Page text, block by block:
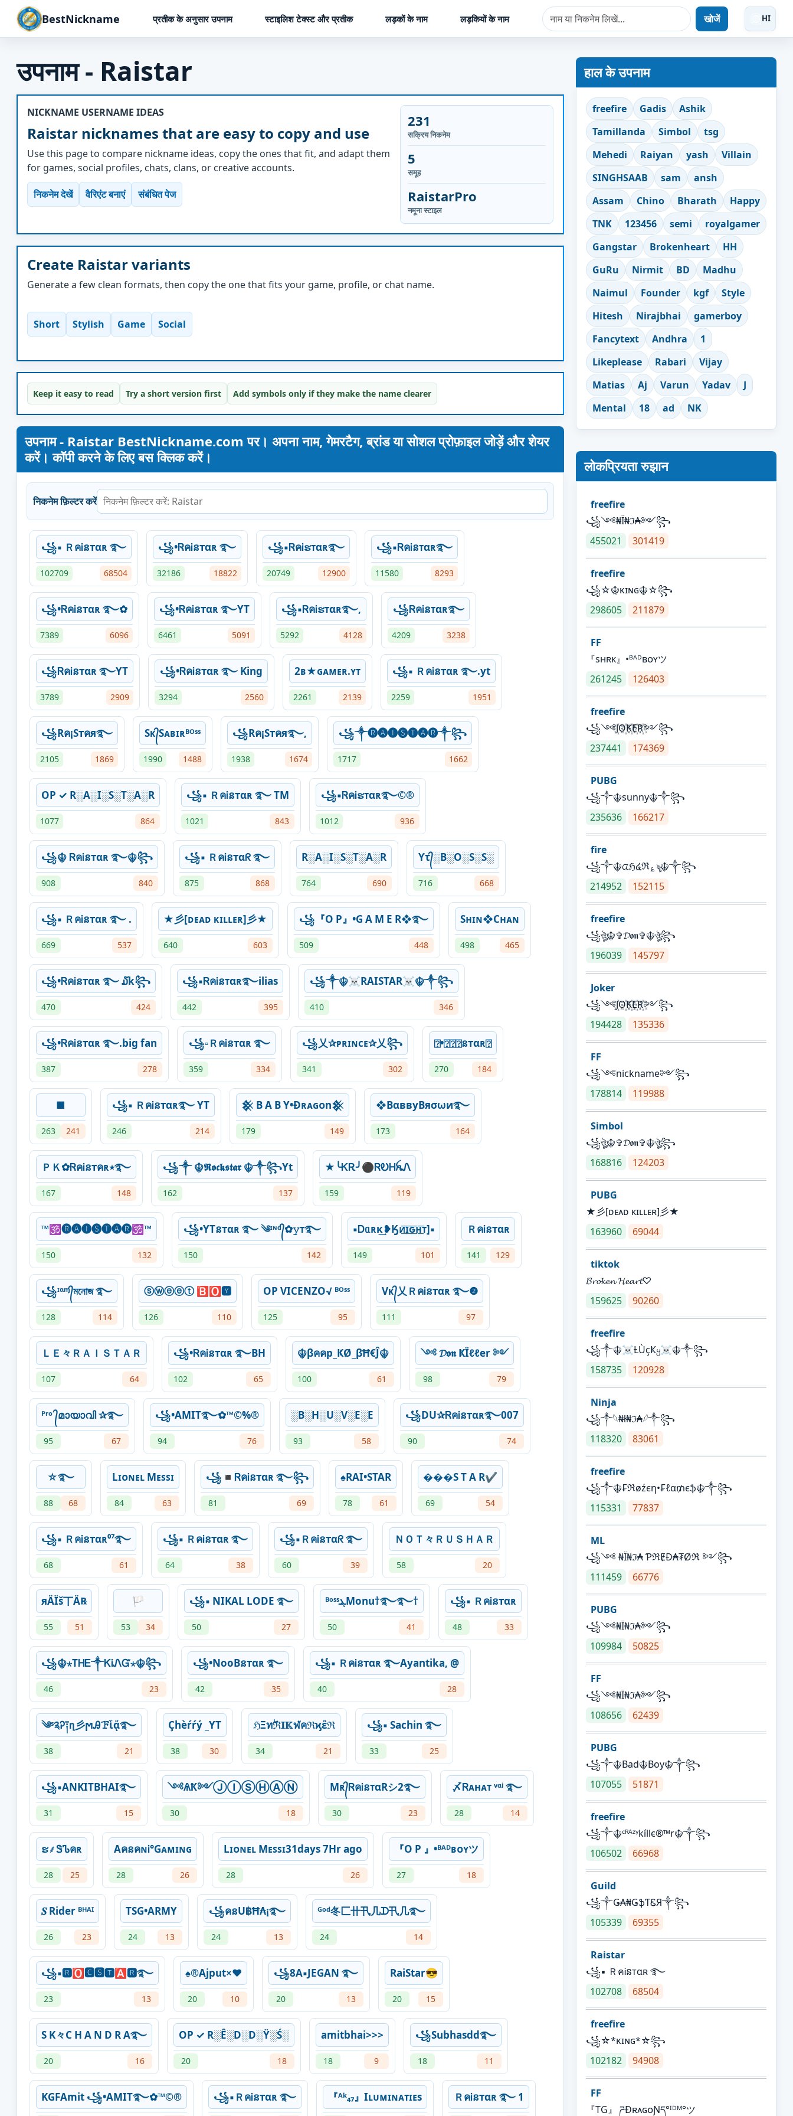
BestNickname प्रतीक के अनुसार उपनाम स्टाइलिश टेक्स्ट और प्रतीक लड़कों के नाम लड़कियों के नाम खोजें HI
उपनाम - Raistar
NICKNAME USERNAME IDEAS
Raistar nicknames that are easy to copy and use
Use this page to compare nickname ideas, copy the ones that fit, and adapt them
for games, social profiles, chats, clans, or creative accounts.
निकनेम देखें वैरिएंट बनाएं संबंधित पेज
231
सक्रिय निकनेम
5
समूह
RaistarPro
नमूना स्टाइल
Create Raistar variants
Generate a few clean formats, then copy the one that fits your game, profile, or chat name.
Short Stylish Game Social
Keep it easy to read Try a short version first Add symbols only if they make the name clearer
उपनाम - Raistar BestNickname.com पर। अपना नाम, गेमरटैग, ब्रांड या सोशल प्रोफ़ाइल जोड़ें और शेयर
करें। कॉपी करने के लिए बस क्लिक करें।
निकनेम फ़िल्टर करें
꧁▪ ＲคᎥនтαʀ ࿐
102709 68504
꧁•ᏒคᎥនтαʀ ࿐
32186 18822
꧁▪ᏒคᎥຮᴛαʀ࿐
20749 12900
꧁▪ᏒคᎥនᴛαʀ࿐
11580 8293
꧁•ᏒคᎥនтαʀ ࿐✿
7389 6096
꧁•ᏒคᎥនтαʀ ࿐YT
6461 5091
꧁▪ᏒคᎥຮᴛαʀ࿐,
5292 4128
꧁ᏒคᎥនᴛαʀ࿐
4209 3238
꧁ᏒคᎥនтαʀ ࿐YT
3789 2909
꧁•ᏒคᎥនтαʀ ࿐ King
3294 2560
2ʙ★ɢᴀᴍᴇʀ.ʏᴛ
2261 2139
꧁▪ ＲคᎥនтαʀ ࿐.yt
2259 1951
꧁Rค¡Sтคя࿐
2105 1869
Sᴋ᭄Sᴀʙɪʀᴮᴼˢˢ
1990 1488
꧁Rค¡Sтคя࿐,
1938 1674
꧁༒🅡🅐🅘🅢🅣🅐🅡༒꧂
1717 1662
OP ✓ R░A░I░S░T░A░R
1077 864
꧁▪ ＲคᎥនтαʀ ࿐ TM
1021 843
꧁▪ᏒคᎥຮᴛαʀ࿐©®
1012 936
꧁☬ ᏒคᎥនтαʀ ࿐☬꧂
908 840
꧁▪ ＲคᎥនтαᖇ ࿐
875 868
R░A░I░S░T░A░R
764 690
Ƴτ᭄░B░O░S░S░
716 668
꧁▪ ＲคᎥនтαʀ ࿐ .
669 537
★彡[ᴅᴇᴀᴅ ᴋɪʟʟᴇʀ]彡★
640 603
꧁『O P』•G A M E R❖࿐
509 448
Sʜɪɴ❖Cʜᴀɴ
498 465
꧁•ᏒคᎥនтαʀ ࿐ ໓k꧂
470 424
꧁▪ᏒคᎥនᴛαʀ࿐ilias
442 395
꧁༒☬☠RAISTAR☠︎☬༒꧂
410 346
꧁•ᏒคᎥនтαʀ ࿐.big fan
387 278
꧁▫ＲคᎥនтαʀ ࿐
359 334
꧁乂✰ᴘʀɪɴᴄᴇ✰乂꧂
341 302
⍰•⍰⍰⍰នтαʀ⍰
270 184
■
263 241
꧁▪ ＲคᎥនтαʀ࿐ YT
246 214
𒆜 B A B Y•Đʀᴀɢᴏn𒆜
179 149
❖BαввуBяσωи࿐
173 164
ＰＫ✿ᏒคᎥនтคʀ٭࿐
167 148
꧁༒ ☬𝕽𝖔𝖈𝖐𝖘𝖙𝖆𝖗 ☬༒꧂Yt
162 137
★╰ᏦᎡ╯⚫ㅤᏒᎧᎻꫝᏁ
159 119
™🕉️🅡🅐🅘🅢🅣🅐🅡🕉️™
150 132
꧁•YTនтαʀ ࿐ ༄ᶦᶰᵈ᭄✿𝚢ᴛ࿐
150 142
▪Ꭰᥲʀκ͢❥Ӄᴎ͟͞ɪ͟͞ԍ͟͞ʜ͟͞ᴛ]▪
149 101
ＲคᎥនтαʀ
141 129
꧁ᶦᵅᶬ᭄মনোজ ࿐
128 114
ⓢⓦⓔⓔⓣ 🅱🅾🆈
126 110
OPㅤ VICENZO√ ᴮᴼˢˢ
125 95
Vᴋ᭄乂ＲคᎥនтαʀ ࿐❷
111 97
ＬＥ々ＲＡＩＳＴＡＲ
107 64
꧁•ᏒคᎥនтαʀ ࿐BH
102 65
☬βคคp_ҜØ_βĦ€Ĵ☬
100 61
༺ 𝓓𝖔𝖓 ҜЇℓℓer ༻
98 79
ᴾʳᵒ ᭄മായാവി ✰࿐
95 67
꧁•AMIT࿐✿™©%®
94 76
░B░H░U░V░E░E
93 58
꧁DU✰ᏒคᎥនтαʀ࿐007
90 74
☆࿐
88 68
Lɪᴏɴᴇʟ Mᴇꜱꜱɪ
84 63
꧁◾ᏒคᎥនтαʀ ࿐꧂
81 69
♠RAI•STAR
78 61
���S T A R✔
69 54
꧁▪ ＲคᎥនтαʀ⁰⁷࿐
68 61
꧁▪ ＲคᎥនтαʀ ࿐ㅤㅤ
64 38
꧁▪ＲคᎥនтαᖇ ࿐
60 39
ＮＯＴ々ＲＵＳＨＡＲ
58 20
яÄÏš丅Ä℞
55 51
🏳️
53 34
꧁▪ NIKAL LODE ࿐
50 27
ᴮᵒˢˢܔMonu†࿐࿐†
50 41
꧁▪ ＲคᎥនтαʀ
48 33
꧁☬⋆ТᎻᎬ༒ᏦᎥᏁᏳ⋆☬꧂
46 23
꧁•NooBនтαʀ ࿐
42 35
꧁▪ ＲคᎥនтαʀ ࿐Ayantika, @
40 28
༄ˢ༉Ꭾ༑ղ彡ϻᎯꘘἷᾄ࿐
38 21
Çhèŕŕý _YT
38 30
ℌΞทۖℜ𝕀𝕂ฬคℜϗἓℜ
34 21
꧁▪ Sachin ࿐
33 25
꧁▪ANKITBHAI࿐
31 15
༺ѦҞ༻ⒿⒾⓈⒽⒶⓃ
30 18
Mʀ᭄ᏒคᎥនᴛαRシ2࿐
30 23
〆Ꮢᴀнᴀᴛ ᵛᵅⁱ ࿐
28 14
ຮㅤ⸙ㅤᏕᏖคʀ
28 25
AคនคɴᎥ°Gᴀᴍɪɴɢ
28 26
Lɪᴏɴᴇʟ Mᴇꜱꜱɪ31days 7Hr ago
28 26
『O P 』•ᴮᴬᴰʙᴏʏツ
27 18
𝑺 Rider ᴮᴴᴬᴵ
26 23
TSG•ARMY
24 13
꧁คនU฿Ħ₳¡࿐
24 13
ᴳᵒᵈ冬匚卄卂几ᗪ卂几࿐
24 14
꧁▪🆁🅾🅲🆂🆃🅰🆁࿐
23 13
♠®Ajput×♥
20 10
꧁8A▪JEGAN ࿐
20 13
RaiStar😎
20 15
S K々C H A N D R A࿐
20 16
OP ✓ R░Ê░D░D░Ÿ░Ś░
20 18
amitbhai>>>
18 9
꧁Subhasdd࿐
18 11
KGFAmit ꧁•AMIT࿐✿™©® ꧁▪ＲคᎥនтαʀ ࿐ 『ᴬᵏ₄₇』Iʟᴜᴍɪɴᴀᴛɪᴇs ＲคᎥនтαʀ ࿐ 1
हाल के उपनाम
freefire Gadis
Ashik
Tamillanda
Simbol
tsg
Mehedi
Raiyan yash
Villain
SINGHSAAB
sam
ansh
Assam
Chino Bharath
Happy
TNK
123456 semi
royalgamer
Gangstar
Brokenheart
HH
GuRu
Nirmit BD
Madhu
Naimul
Founder kgf
Style
Hitesh
Nirajbhai
gamerboy
Fancytext
Andhra
1
Likeplease
Rabari
Vijay
Matias
Aj Varun Yadav
J
Mental
18 ad NK
लोकप्रियता रुझान
freefire
꧁༺₦Ї₦ℑ₳༻꧂
455021
301419
freefire
꧁☆☬κɪɴɢ☬☆꧂
298605
211879
FF
『sʜʀᴋ』•ᴮᴬᴰʙᴏʏツ
261245
126403
freefire
꧁༺J꙰O꙰K꙰E꙰R꙰༻꧂
237441
174369
PUBG
꧁༒☬sunny☬༒꧂
235636
166217
fire
꧁༒☬ᤂℌ໔ℜ؏ৡ☬༒꧂
214952
152115
freefire
꧁ঔৣ☬✞𝓓𝖔𝖓✞☬ঔৣ꧂
196039
145797
Joker
꧁༺J꙰O꙰K꙰E꙰R꙰༻꧂
194428
135336
FF
꧁༺nickname༻꧂
178814
119988
Simbol
꧁ঔৣ☬✞𝓓𝖔𝖓✞☬ঔৣ꧂
168816
124203
PUBG
★彡[ᴅᴇᴀᴅ ᴋɪʟʟᴇʀ]彡★
163960
69044
tiktok
𝓑𝓻𝓸𝓴𝓮𝓷 𝓗𝓮𝓪𝓻𝓽♡
159625
90260
freefire
꧁༒☬☠Ƚ︎ÙçҜყ☠︎☬༒꧂
158735
120928
Ninja
꧁⁣༒𓆩₦ł₦ℑ₳𓆪༒꧂
118320
83061
freefire
꧁༒☬₣ℜøźєη•₣ℓα₥єֆ☬༒꧂
115331
77837
ML
꧁༺ ₦Ї₦ℑ₳ ƤℜɆĐ₳₮Øℜ ༻꧂
111459
66776
PUBG
꧁༺₦Ї₦ℑ₳༻꧂
109984
50825
FF
꧁༺₦Ї₦ℑ₳༻꧂
108656
62439
PUBG
꧁༒☬Bad☬Boy☬༒꧂
107055
51871
freefire
꧁༒☬ᶜᴿᴬᶻᵞkíllє®™r☬༒꧂
106502
66968
Guild
꧁༒Ǥ₳₦ǤֆƬᏋЯ༒꧂
105339
69355
Raistar
꧁▪ ＲคᎥនтαʀ ࿐
102708
68504
freefire
꧁☆*κɪɴɢ*☆꧂
102182
94908
FF
『TG』 ཌĐʀᴀɢᴏƝད°ᴵᴰᴹ°ツ